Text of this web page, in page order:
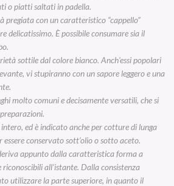
o piatti saltati in padella.
pregiata con un caratteristico “cappello”
delicatissimo. È possibile consumare sia il
sottile dal colore bianco. Anch’essi popolari
vi stupiranno con un sapore leggero e una
molto comuni e decisamente versatili, che si
intero, ed è indicato anche per cotture di lunga
conservato sott’olio o sotto aceto.
appunto dalla caratteristica forma a
riconoscibili all’istante. Dalla consistenza
utilizzare la parte superiore, in quanto il